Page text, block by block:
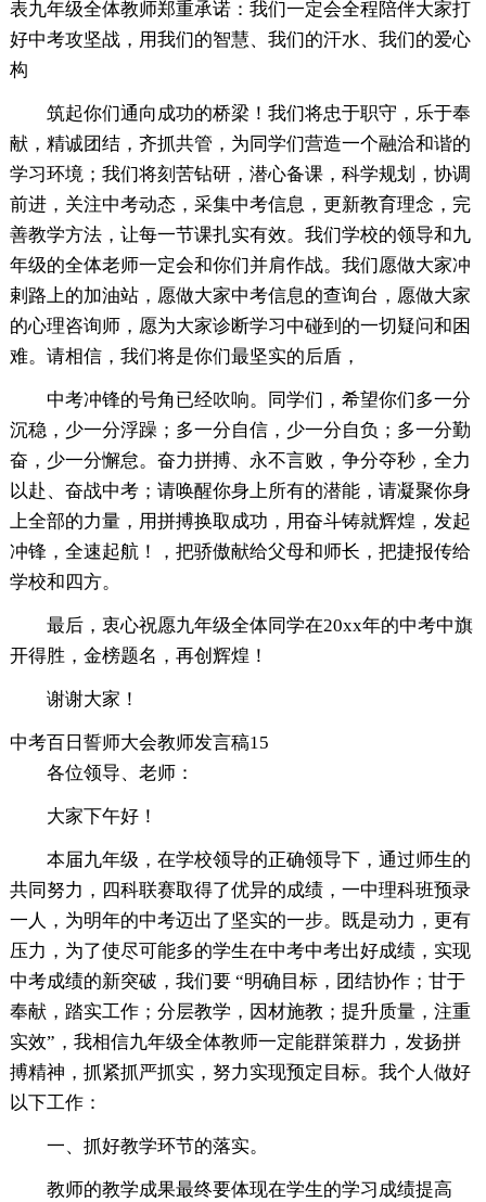
表九年级全体教师郑重承诺：我们一定会全程陪伴大家打
好中考攻坚战，用我们的智慧、我们的汗水、我们的爱心
构
筑起你们通向成功的桥梁！我们将忠于职守，乐于奉
献，精诚团结，齐抓共管，为同学们营造一个融洽和谐的
学习环境；我们将刻苦钻研，潜心备课，科学规划，协调
前进，关注中考动态，采集中考信息，更新教育理念，完
善教学方法，让每一节课扎实有效。我们学校的领导和九
年级的全体老师一定会和你们并肩作战。我们愿做大家冲
剌路上的加油站，愿做大家中考信息的查询台，愿做大家
的心理咨询师，愿为大家诊断学习中碰到的一切疑问和困
难。请相信，我们将是你们最坚实的后盾，
中考冲锋的号角已经吹响。同学们，希望你们多一分
沉稳，少一分浮躁；多一分自信，少一分自负；多一分勤
奋，少一分懈怠。奋力拼搏、永不言败，争分夺秒，全力
以赴、奋战中考；请唤醒你身上所有的潜能，请凝聚你身
上全部的力量，用拼搏换取成功，用奋斗铸就辉煌，发起
冲锋，全速起航！，把骄傲献给父母和师长，把捷报传给
学校和四方。
最后，衷心祝愿九年级全体同学在20xx年的中考中旗
开得胜，金榜题名，再创辉煌！
谢谢大家！
中考百日誓师大会教师发言稿15
各位领导、老师：
大家下午好！
本届九年级，在学校领导的正确领导下，通过师生的
共同努力，四科联赛取得了优异的成绩，一中理科班预录
一人，为明年的中考迈出了坚实的一步。既是动力，更有
压力，为了使尽可能多的学生在中考中考出好成绩，实现
中考成绩的新突破，我们要 “明确目标，团结协作；甘于
奉献，踏实工作；分层教学，因材施教；提升质量，注重
实效”，我相信九年级全体教师一定能群策群力，发扬拼
搏精神，抓紧抓严抓实，努力实现预定目标。我个人做好
以下工作：
一、抓好教学环节的落实。
教师的教学成果最终要体现在学生的学习成绩提高